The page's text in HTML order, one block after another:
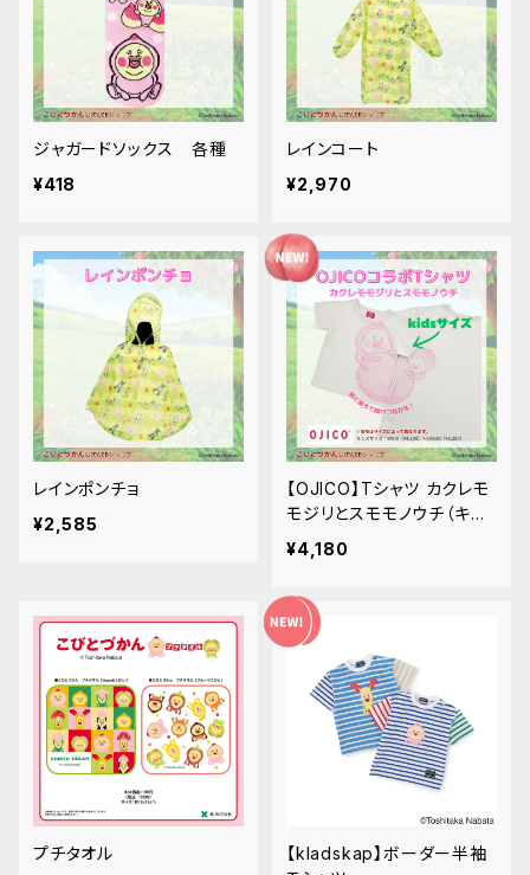
ジャガードソックス 各種
¥418
レインコート
¥2,970
レインポンチョ
¥2,585
【OJICO】Tシャツ カクレモ
モジリとスモモノウチ（キッ
ズサイズ）※サイズ別価格
¥4,180
プチタオル
【kladskap】ボーダー半袖